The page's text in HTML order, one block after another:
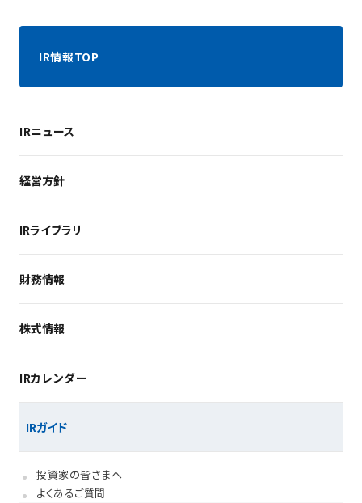
IR情報TOP
IRニュース
経営方針
会社概要
経営戦略
沿革
役員紹介
IRポリシー・ディスクロージャーポリシー
コーポレート・ガバナンス
IRライブラリ
決算説明資料
有価証券報告書
株主通信・カルチャーブック
適時開示資料
その他IR資料
財務情報
経営成績
キャッシュ・フローの状況
財務の状況
株式情報
株価情報
株主総会
株主還元・配当
電子公告
IRカレンダー
IRガイド
投資家の皆さまへ
よくあるご質問